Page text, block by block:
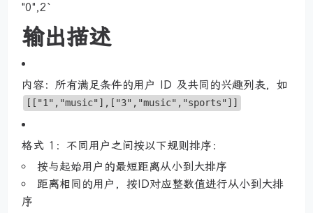
"0",2`
输出描述
内容：所有满足条件的用户 ID 及共同的兴趣列表，如
[["1","music"],["3","music","sports"]]
格式 1：不同用户之间按以下规则排序：
按与起始用户的最短距离从小到大排序
距离相同的用户，按ID对应整数值进行从小到大排
序